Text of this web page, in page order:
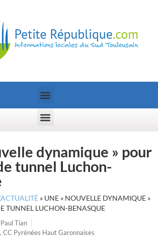
dynamique » pour
tunnel Luchon-
» UNE « NOUVELLE DYNAMIQUE »
TUNNEL LUCHON-BENASQUE
Paul Tian
, CC Pyrénées Haut Garonnaises